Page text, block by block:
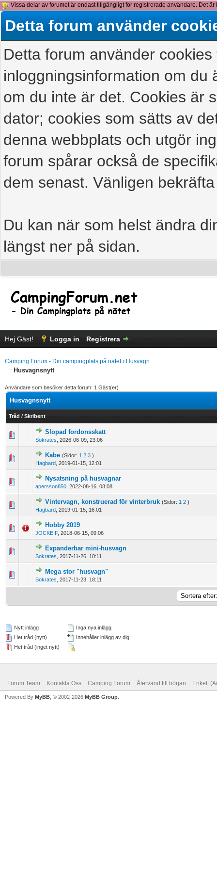
Vissa delar av forumet är endast tillgängligt för registrerade användare. Det
detta meddelande.
Detta forum använder
Detta forum använder
inloggningsinformation om du
om du inte är det. Cookies är
dator; cookies som sätts av
denna webbplats och utgör
forum spårar också de
dem senast. Vänligen
Du kan när som helst ändra
längst ner på sidan.
Hej Gäst! Logga in Registrera
Camping Forum - Din campingplats på nätet› Husvagn
Husvagnsnytt
Användare som besöker detta forum: 1 Gäst(er)
Husvagnsnytt
Tråd / Skribent
Slopad fordonsskatt
Sokrates 2026-06-09, 23:06
0 Vote(s) - 0 out of 5 in Average
12
Kabe (Sidor: 1 2 3 )
Hagbard 2019-01-15, 12:01
0 Vote(s) - 0 out of 5 in Average
Nysatsning på husvagnar
apersson850 2022-08-16, 08:08
0 Vote(s) - 0 out of 5 in Average
12345
Vintervagn, konstruerad för vinterbruk (Sidor: 1 2 )
Hagbard 2019-01-15, 16:01
0 Vote(s) - 0 out of 5 in Average
1234 5
Hobby 2019
JOCKE.F, 2018-06-15, 09:06
0 Vote(s) - 0 out of 5 in Average
Expanderbar mini-husvagn
Sokrates 2017-11-26, 18:11
0 Vote(s) - 0 out of 5 in Average
12345
Mega stor "husvagn"
Sokrates 2017-11-23, 18:11
0 Vote(s) - 0 out of 5 in Average
1
Nytt inlägg
Het tråd (nytt)
Het tråd (inget nytt)
Inga nya inlägg
Innehåller inlägg av dig
Forum Team Kontakta Oss Camping Forum Återvänd till början Enkelt
Powered By MyBB , © 2002-2026 MyBB Group